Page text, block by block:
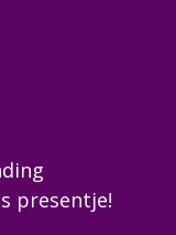
presentje!